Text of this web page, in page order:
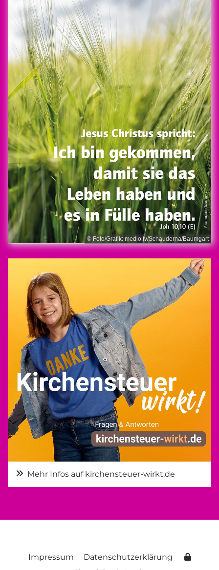
© Foto/Grafik: medio.tv/Schauderna/Baumgart
Mehr Infos auf kirchensteuer-wirkt.de
Impressum
Datenschutzerklärung